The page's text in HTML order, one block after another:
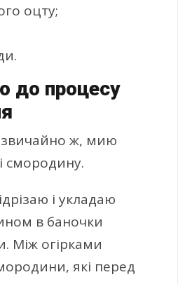
оцту;
до процесу
звичайно ж, мию
смородину.
і укладаю
в баночки
Між огірками
які перед